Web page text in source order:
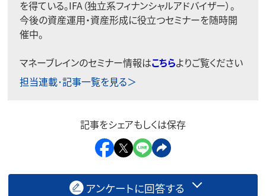
を得ている。IFA（独立系フィナンシャルアドバイザー）。
今後の資産運用・資産形成に役立つセミナーを随時開
催中。
マネーブレインのセミナー情報はこちらよりご覧ください
担当連載･記事一覧を見る＞
記事をシェアもしくは保存
アンケートに回答する